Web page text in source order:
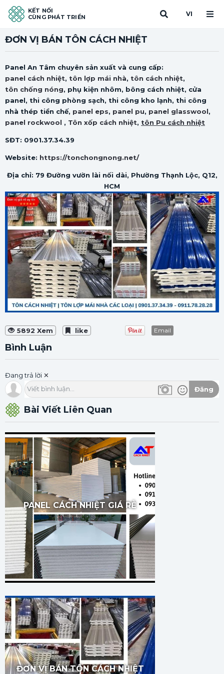
KẾT NỐI
CÙNG PHÁT TRIỂN
VI
ĐƠN VỊ BÁN TÔN CÁCH NHIỆT
Panel An Tâm chuyên sản xuất và cung cấp:
panel cách nhiệt, tôn lợp mái nhà, tôn cách nhiệt,
tôn chống nóng, phụ kiện nhôm, bông cách nhiệt, cửa
panel, thi công phòng sạch, thi công kho lạnh, thi công
nhà thép tiền chế, panel eps, panel pu, panel glasswool,
panel rockwool , Tôn xốp cách nhiệt, tôn Pu cách nhiệt
SĐT: 0901.37.34.39
Website: https://tonchongnong.net/
Địa chỉ: 79 Đường vườn lài nối dài, Phường Thạnh Lộc, Q12,
5892 Xem like Email
Bình Luận
Đang trả lời ✕
Viết bình luận...
Đăng
Bài Viết Liên Quan
PANEL CÁCH NHIỆT GIÁ RẺ
ĐƠN VỊ BÁN TÔN CÁCH NHIỆT